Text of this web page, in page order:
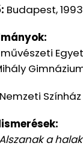
Budapest,
a